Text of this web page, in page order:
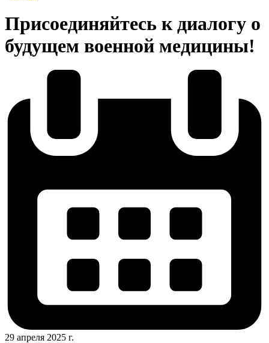
Присоединяйтесь к диалогу о
будущем военной медицины!
29 апреля 2025 г.